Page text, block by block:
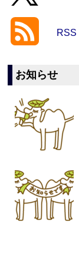
RSS
お知らせ